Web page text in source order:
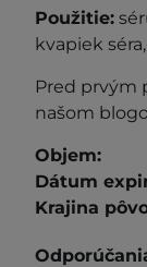
Použitie:
kvapiek
Pred prvým
našom
Objem:
Dátum
Krajina